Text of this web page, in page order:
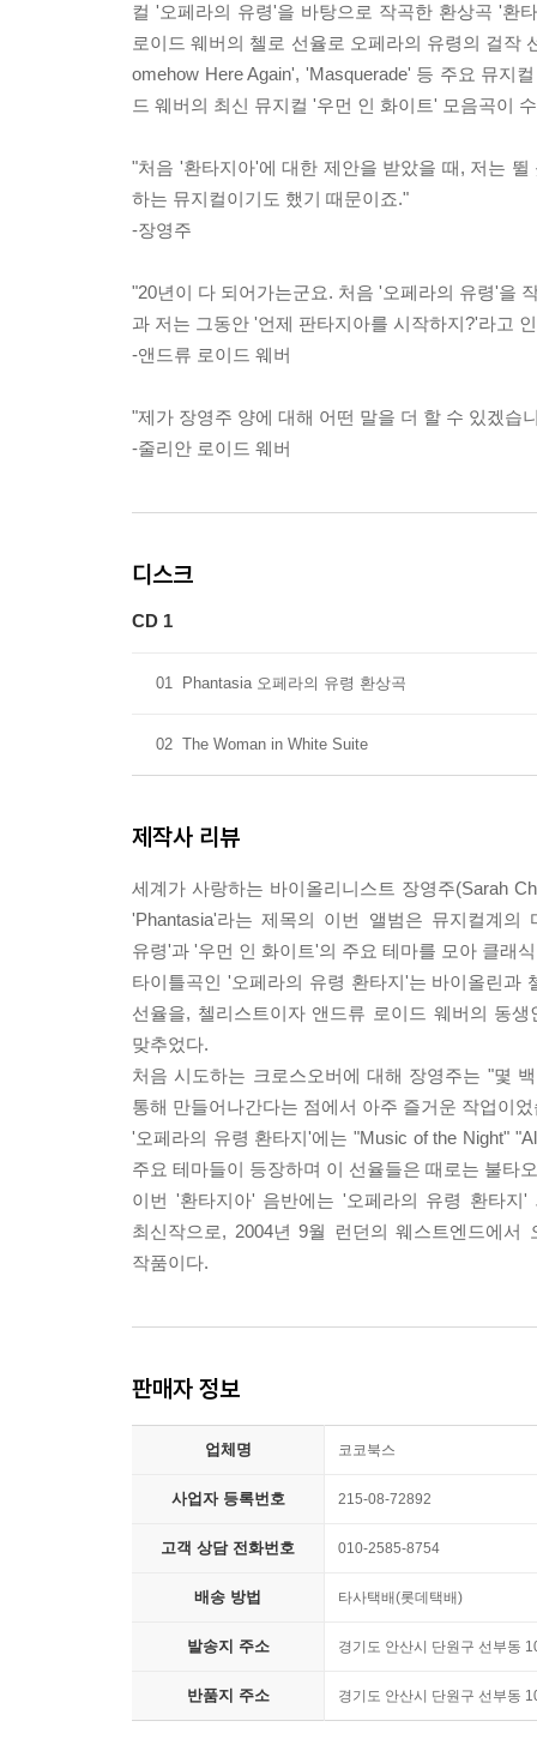
컬 '오페라의 유령'을 바탕으로 작곡한 환상곡 '환
로이드 웨버의 첼로 선율로 오페라의 유령의 걸작
omehow Here Again', 'Masquerade' 등 주요 뮤지
드 웨버의 최신 뮤지컬 '우먼 인 화이트' 모음곡이
"처음 '환타지아'에 대한 제안을 받았을 때, 저는
하는 뮤지컬이기도 했기 때문이죠."
-장영주
"20년이 다 되어가는군요. 처음 '오페라의 유령'을
과 저는 그동안 '언제 판타지아를 시작하지?'라고
-앤드류 로이드 웨버
"제가 장영주 양에 대해 어떤 말을 더 할 수 있겠습
-줄리안 로이드 웨버
디스크
CD 1
01 Phantasia 오페라의 유령 환상곡
02 The Woman in White Suite
제작사 리뷰
세계가 사랑하는 바이올리니스트 장영주(Sarah
'Phantasia'라는 제목의 이번 앨범은 뮤지컬계의
유령'과 '우먼 인 화이트'의 주요 테마를 모아 클래
타이틀곡인 '오페라의 유령 환타지'는 바이올린과
선율을, 첼리스트이자 앤드류 로이드 웨버의 동
맞추었다.
처음 시도하는 크로스오버에 대해 장영주는 "몇
통해 만들어나간다는 점에서 아주 즐거운 작업이
'오페라의 유령 환타지'에는 "Music of the Night"
주요 테마들이 등장하며 이 선율들은 때로는 불타
이번 '환타지아' 음반에는 '오페라의 유령 환타
최신작으로, 2004년 9월 런던의 웨스트엔드에
작품이다.
판매자 정보
업체명 코코북스
사업자 등록번호 215-08-72892
고객 상담 전화번호 010-2585-8754
배송 방법 타사택배(롯데택배)
발송지 주소 경기도 안산시 단원구 선부동
반품지 주소 경기도 안산시 단원구 선부동